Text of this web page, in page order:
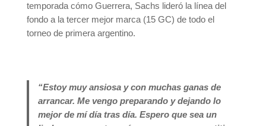
temporada cómo Guerrera, Sachs lideró la línea del
fondo a la tercer mejor marca (15 GC) de todo el
torneo de primera argentino.
“Estoy muy ansiosa y con muchas ganas de
arrancar. Me vengo preparando y dejando lo
mejor de mí día tras día. Espero que sea un